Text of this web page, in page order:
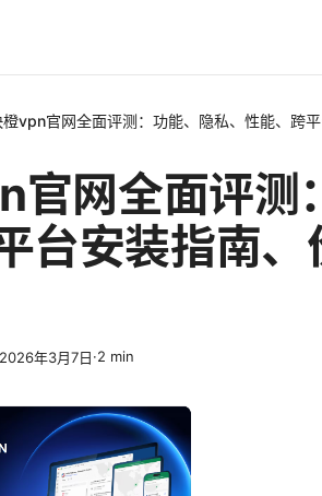
橙vpn官网全面评测：功能、隐私、性能、跨
官网全面评测
台安装指南
2026年3月7日·2 min